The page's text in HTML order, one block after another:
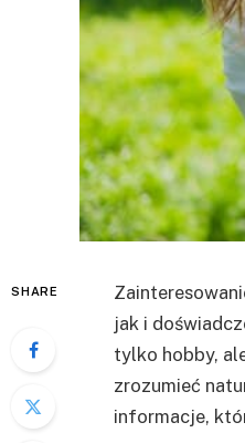
SHARE
jak i
tylko hobby,
zrozumieć
informacje,